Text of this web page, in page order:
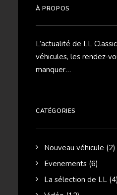
À PROPOS
L’actualité de LL
véhicules, les rendez-
manquer…
CATÉGORIES
Nouveau véhicule (2)
Evenements (6)
La sélection de LL (4)